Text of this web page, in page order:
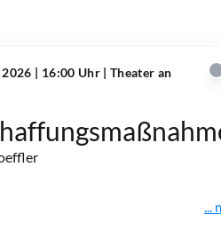
| 16:00 Uhr | Theater an
...